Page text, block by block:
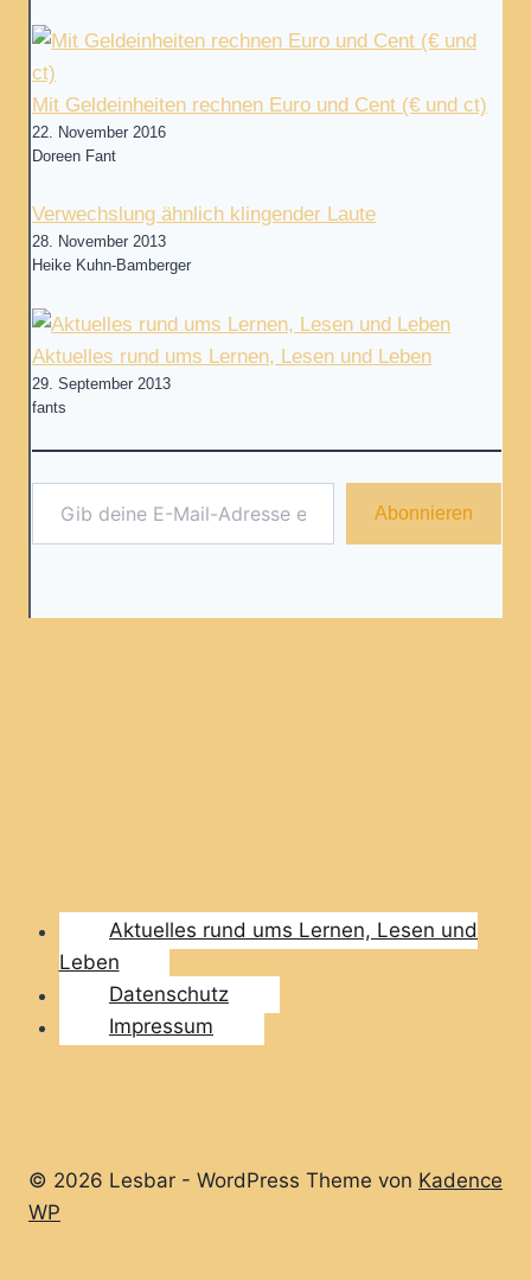
Mit Geldeinheiten rechnen Euro und Cent (€ und ct)
22. November 2016
Doreen Fant
Verwechslung ähnlich klingender Laute
28. November 2013
Heike Kuhn-Bamberger
Aktuelles rund ums Lernen, Lesen und Leben
29. September 2013
fants
Gib deine E-Mail-Adresse ein ...
Abonnieren
Aktuelles rund ums Lernen, Lesen und
Leben
Datenschutz
Impressum
© 2026 Lesbar - WordPress Theme von Kadence
WP